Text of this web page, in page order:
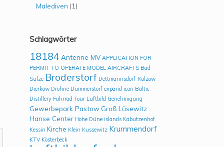
Malediven (1)
Schlagwörter
18184 Antenne MV APPLICATION FOR
PERMIT TO OPERATE MODEL AIRCRAFTS Bad
Sülze Broderstorf Dettmannsdorf-Kölzow
Dierkow Drohne Dummerstorf expand icon Baltic
Distillery Fahrrad Tour Luftbild Genehmigung
Gewerbepark Pastow Groß Lüsewitz
Hanse Center Hohe Düne islands Kabutzenhof
Kessin Kirche Klein Kussewitz Krummendorf
KTV Kösterbeck